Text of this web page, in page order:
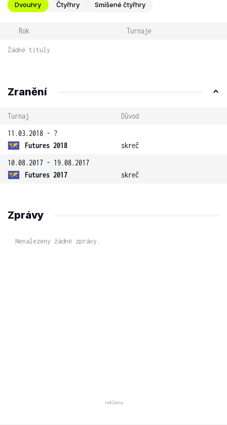
Dvouhry Čtyřhry Smíšené čtyřhry
Rok Turnaje
Žádné tituly
Zranění
Turnaj
Důvod
11.03.2018 - ?
Futures 2018
skreč
10.08.2017 - 19.08.2017
Futures 2017
skreč
Zprávy
Nenalezeny žádné zprávy.